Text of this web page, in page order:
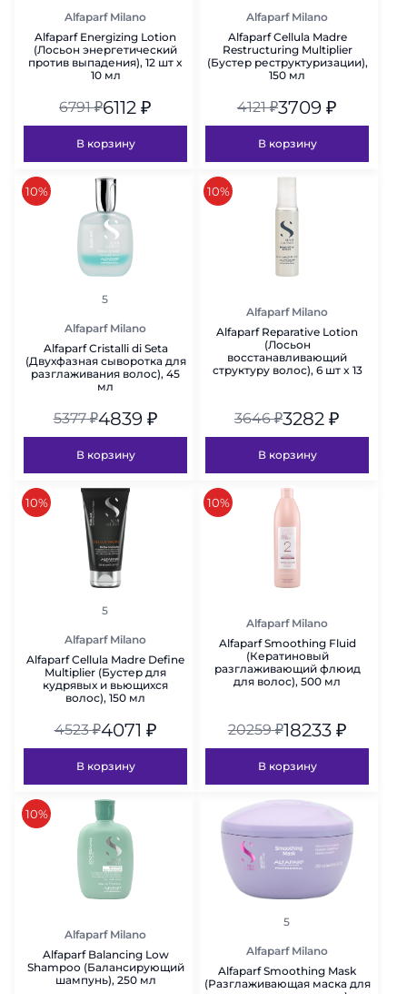
Alfaparf Milano
Alfaparf Energizing Lotion
(Лосьон энергетический
против выпадения), 12 шт x
10 мл
6791₽6112 ₽
В корзину
Alfaparf Milano
Alfaparf Cellula Madre
Restructuring Multiplier
(Бустер реструктуризации),
150 мл
4121₽3709 ₽
В корзину
скидка
10%
рейтинг
5
Alfaparf Milano
Alfaparf Cristalli di Seta
(Двухфазная сыворотка для
разглаживания волос), 45
мл
5377₽4839₽
В корзину
скидка
10%
Alfaparf Milano
Alfaparf Reparative Lotion
(Лосьон
восстанавливающий
структуру волос), 6 шт x 13
3646₽3282 ₽
В корзину
скидка
10%
рейтинг
5
Alfaparf Milano
Alfaparf Cellula Madre Define
Multiplier (Бустер для
кудрявых и вьющихся
волос), 150 мл
4523₽4071 ₽
В корзину
скидка
10%
Alfaparf Milano
Alfaparf Smoothing Fluid
(Кератиновый
разглаживающий флюид
для волос), 500 мл
20259₽18233₽
В корзину
скидка
10%
Alfaparf Milano
Alfaparf Balancing Low
Shampoo (Балансирующий
шампунь), 250 мл
рейтинг
5
Alfaparf Milano
Alfaparf Smoothing Mask
(Разглаживающая маска для